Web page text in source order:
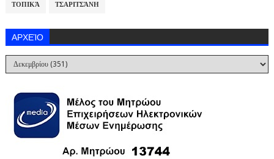
ΤΟΠΙΚΆ ΤΣΑΡΙΤΣΆΝΗ
ΑΡΧΕΊΟ